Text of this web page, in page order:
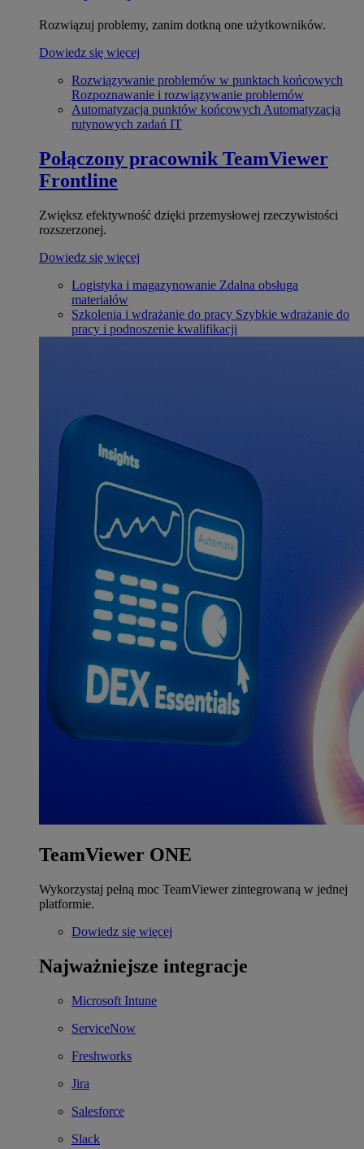
Rozwiązuj problemy, zanim dotkną one użytkowników.
Dowiedz się więcej
Rozwiązywanie problemów w punktach końcowych
Rozpoznawanie i rozwiązywanie problemów
Automatyzacja punktów końcowych Automatyzacja
rutynowych zadań IT
Połączony pracownik TeamViewer
Frontline
Zwiększ efektywność dzięki przemysłowej rzeczywistości
rozszerzonej.
Dowiedz się więcej
Logistyka i magazynowanie Zdalna obsługa
materiałów
Szkolenia i wdrażanie do pracy Szybkie wdrażanie do
pracy i podnoszenie kwalifikacji
TeamViewer ONE
Wykorzystaj pełną moc TeamViewer zintegrowaną w jednej
platformie.
Dowiedz się więcej
Najważniejsze integracje
Microsoft Intune
ServiceNow
Freshworks
Jira
Salesforce
Slack